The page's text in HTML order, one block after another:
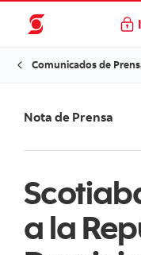
Comunicados de
Nota de Prensa
a la